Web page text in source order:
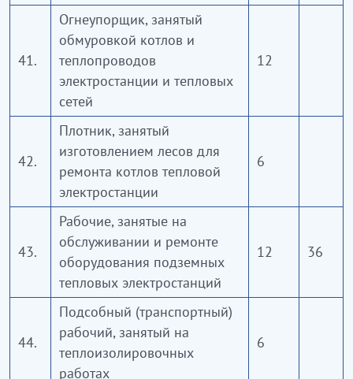
41.
Огнеупорщик, занятый
обмуровкой котлов и
теплопроводов
электростанции и тепловых
сетей
12
42.
Плотник, занятый
изготовлением лесов для
ремонта котлов тепловой
электростанции
6
43.
Рабочие, занятые на
обслуживании и ремонте
оборудования подземных
тепловых электростанций
12 36
44.
Подсобный (транспортный)
рабочий, занятый на
теплоизолировочных
работах
6